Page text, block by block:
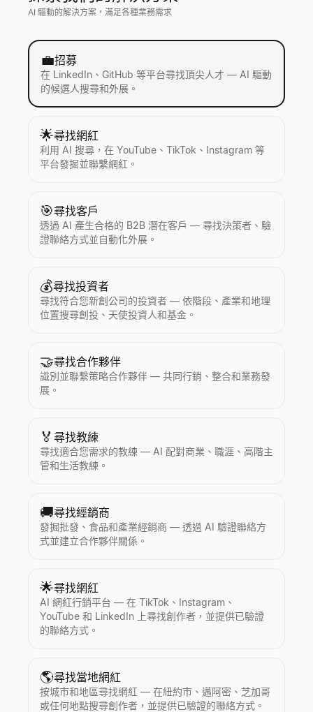
AI 驅動的解決方案，滿足各種業務需求
💼招募
在 LinkedIn、GitHub 等平台尋找頂尖人才 — AI 驅動
的候選人搜尋和外展。
🌟尋找網紅
利用 AI 搜尋，在 YouTube、TikTok、Instagram 等
平台發掘並聯繫網紅。
🎯尋找客戶
透過 AI 產生合格的 B2B 潛在客戶 — 尋找決策者、驗
證聯絡方式並自動化外展。
💰尋找投資者
尋找符合您新創公司的投資者 — 依階段、產業和地理
位置搜尋創投、天使投資人和基金。
🤝尋找合作夥伴
識別並聯繫策略合作夥伴 — 共同行銷、整合和業務發
展。
🏅 尋找教練
尋找適合您需求的教練 — AI 配對商業、職涯、高階主
管和生活教練。
🚚尋找經銷商
發掘批發、食品和產業經銷商 — 透過 AI 驗證聯絡方
式並建立合作夥伴關係。
🌟尋找網紅
AI 網紅行銷平台 — 在 TikTok、Instagram、
YouTube 和 LinkedIn 上尋找創作者，並提供已驗證
的聯絡方式。
🌎尋找當地網紅
按城市和地區尋找網紅 — 在紐約市、邁阿密、芝加哥
或任何地點搜尋創作者，並提供已驗證的聯絡方式。